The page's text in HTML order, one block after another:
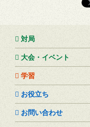
対局
大会・イベント
学習
お役立ち
お問い合わせ